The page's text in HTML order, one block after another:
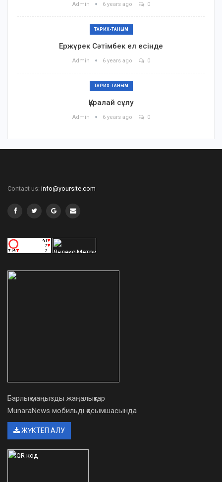
Admin 6 years ago 0
ТАРИХ-ТАНЫМ
Ержүрек Сәтімбек ел есінде
Admin 6 years ago 0
ТАРИХ-ТАНЫМ
Құралай сұлу
Admin 6 years ago 0
Contact us: info@yoursite.com
Барлық маңызды жаңалықтар
MunaraNews мобильді қосымшасында
ЖҮКТЕП АЛУ